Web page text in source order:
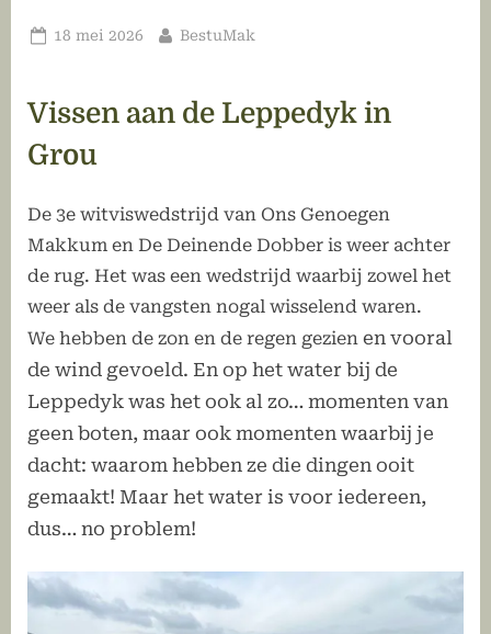
Geplaatst
18 mei 2026 Door
BestuMak
Vissen aan de Leppedyk in
Grou
De 3e witviswedstrijd van Ons Genoegen
Makkum en De Deinende Dobber is weer achter
de rug. Het was een wedstrijd waarbij zowel het
weer als de vangsten nogal wisselend waren.
We hebben de zon en de regen gezien en vooral
de wind gevoeld. En op het water bij de
Leppedyk was het ook al zo… momenten van
geen boten, maar ook momenten waarbij je
dacht: waarom hebben ze die dingen ooit
gemaakt! Maar het water is voor iedereen,
dus… no problem!